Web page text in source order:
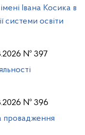
Івана Косика в
системи освіти
№ 397
№ 396
провадження